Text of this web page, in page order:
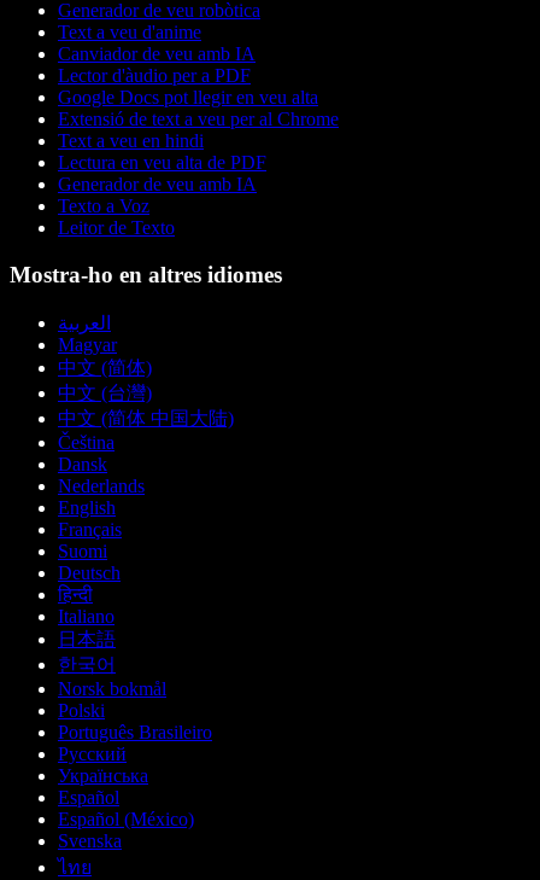
Generador de veu robòtica
Text a veu d'anime
Canviador de veu amb IA
Lector d'àudio per a PDF
Google Docs pot llegir en veu alta
Extensió de text a veu per al Chrome
Text a veu en hindi
Lectura en veu alta de PDF
Generador de veu amb IA
Texto a Voz
Leitor de Texto
Mostra-ho en altres idiomes
العربية
Magyar
中文 (简体)
中文 (台灣)
中文 (简体 中国大陆)
Čeština
Dansk
Nederlands
English
Français
Suomi
Deutsch
हिन्दी
Italiano
日本語
한국어
Norsk bokmål
Polski
Português Brasileiro
Русский
Українська
Español
Español (México)
Svenska
ไทย